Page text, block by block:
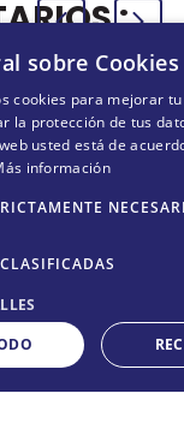
para escribir un
Todos
PIERDAS
de todas
sobre Cookies
cookies para mejorar
la protección de tus
usted está de
información